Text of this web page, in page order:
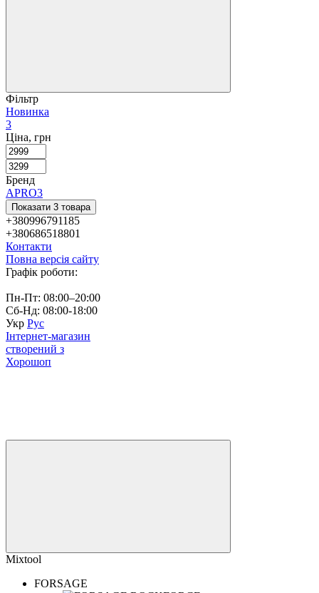
Фільтр
Новинка
3
Ціна, грн
Бренд
APRO3
Показати 3 товара
+380996791185
+380686518801
Контакти
Повна версія сайту
Графік роботи:
Пн-Пт: 08:00–20:00
Сб-Нд: 08:00-18:00
Укр Рус
Інтернет-магазин
створений з
Хорошоп
Mixtool
FORSAGE